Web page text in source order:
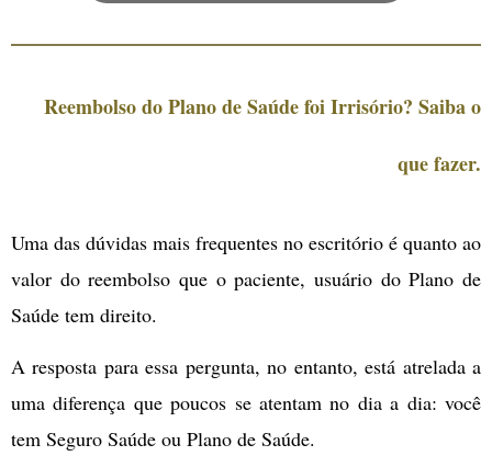
Reembolso do Plano de Saúde foi Irrisório? Saiba o
que fazer.
Uma das dúvidas mais frequentes no escritório é quanto ao
valor do reembolso que o paciente, usuário do Plano de
Saúde tem direito.
A resposta para essa pergunta, no entanto, está atrelada a
uma diferença que poucos se atentam no dia a dia: você
tem Seguro Saúde ou Plano de Saúde.